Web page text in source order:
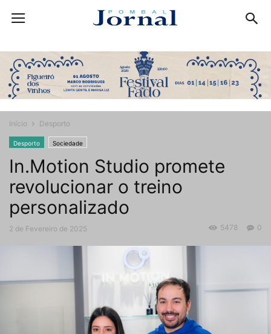
Início Desporto
Desporto Sociedade
In.Motion Studio promete
revolucionar o treino
personalizado
2 de Fevereiro de 2025 0
5478